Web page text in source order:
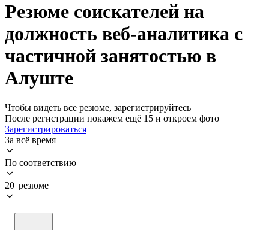
Резюме соискателей на
должность веб-аналитика с
частичной занятостью в
Алуште
Чтобы видеть все резюме, зарегистрируйтесь
После регистрации покажем ещё 15 и откроем фото
Зарегистрироваться
За всё время
По соответствию
20 резюме